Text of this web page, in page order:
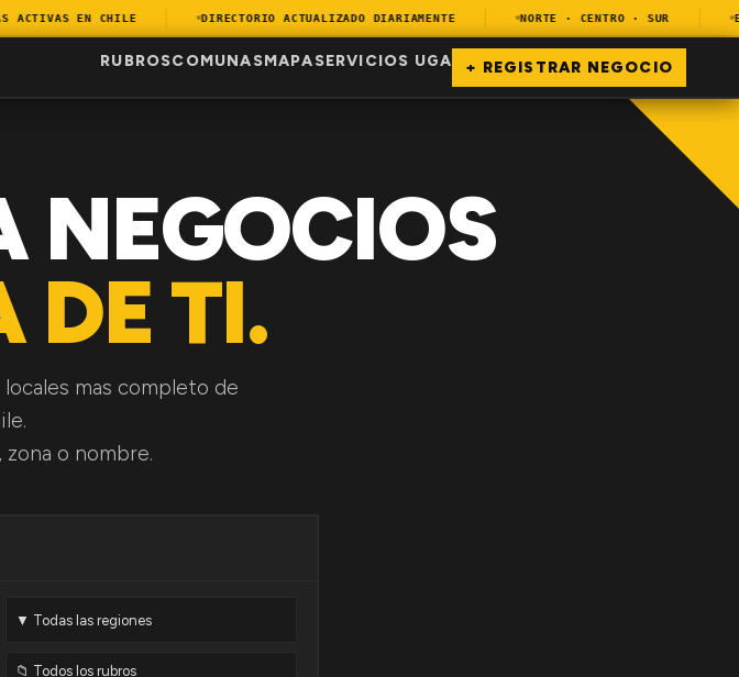
EN CHILE DIRECTORIO ACTUALIZADO DIARIAMENTE NORTE · CENTRO · SUR
RUBROSCOMUNASMAPASERVICIOS UGA + REGISTRAR NEGOCIO
NEGOCIOS
DE TI.
mas completo de
o nombre.